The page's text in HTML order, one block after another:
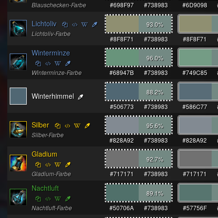
Blauschecken-Farbe
#698F97
#738983 #6D9098
Lichtoliv
Lichtoliv-Farbe
93.0%
#8F8F71
#738983 #8F8F71
Winterminze
Winterminze-Farbe
96.0%
#68947B
#738983 #749C85
Winterhimmel 88.2%
#506773
#738983 #586C77
Silber
Silber-Farbe
95.6%
#828A92
#738983 #828A92
Gladium
Gladium-Farbe
92.7%
#717171
#738983 #717171
Nachtluft
Nachtluft-Farbe
89.1%
#50706A
#738983 #57756F